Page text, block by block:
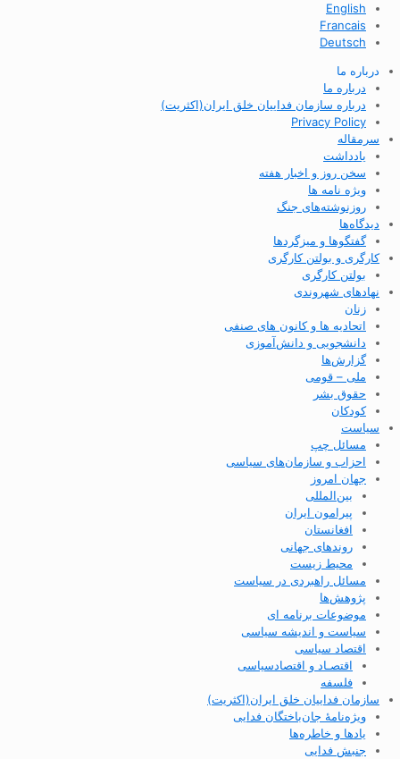
English
Francais
Deutsch
درباره ما
درباره ما
درباره سازمان فداییان خلق ایران(اکثریت)
Privacy Policy
سرمقاله
یادداشت
سخن روز و اخبار هفته
ویژه نامه ها
روزنوشته‌های جنگ
دیدگاه‌ها
گفتگوها و میزگردها
کارگری و بولتن کارگری
بولتن کارگری
نهادهای شهروندی
زنان
اتحادیه ها و کانون های صنفی
دانشجویی و دانش‌آموزی
گزارش‌ها
ملی – قومی
حقوق بشر
کودکان
سیاست
مسائل چپ
احزاب و سازمان‌های سیاسی
جهان امروز
بین‌المللی
پیرامون ایران
افغانستان
روندهای جهانی
محیط زیست
مسائل راهبردی در سیاست
پژوهش‌ها
موضوعات برنامه ای
سیاست و اندیشه سیاسی
اقتصاد سیاسی
اقتصـاد و اقتصاد‌سیاسی
فلسفه
سازمان فداییان خلق ایران(اکثریت)
ویژه‌نامهٔ جان‌باختگان فدایی
یادها و خاطره‌ها
جنبش فدایی